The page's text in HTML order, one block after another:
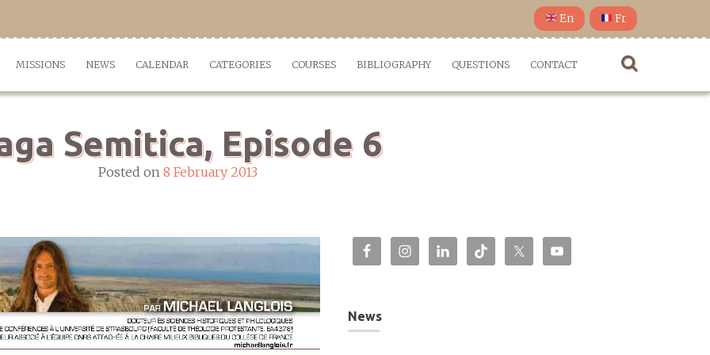
En Fr
MISSIONS NEWS CALENDAR CATEGORIES COURSES BIBLIOGRAPHY QUESTIONS CONTACT
Semitica, Episode 6
Posted on 8 February 2013
News